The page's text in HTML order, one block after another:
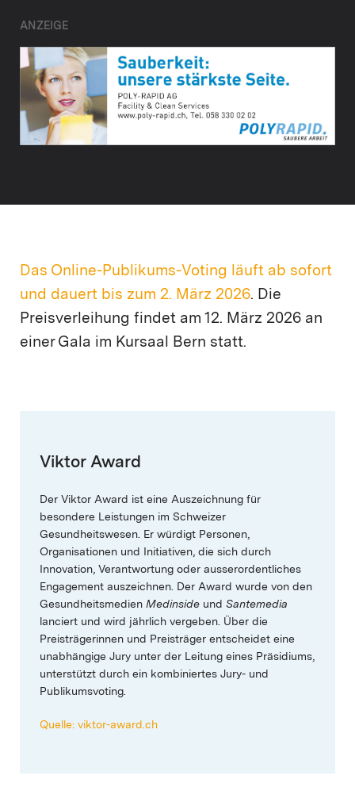
ANZEIGE
Das Online-Publikums-Voting läuft ab sofort
und dauert bis zum 2. März 2026. Die
Preisverleihung findet am 12. März 2026 an
einer Gala im Kursaal Bern statt.
Viktor Award
Der Viktor Award ist eine Auszeichnung für
besondere Leistungen im Schweizer
Gesundheitswesen. Er würdigt Personen,
Organisationen und Initiativen, die sich durch
Innovation, Verantwortung oder ausserordentliches
Engagement auszeichnen. Der Award wurde von den
Gesundheitsmedien Medinside und Santemedia
lanciert und wird jährlich vergeben. Über die
Preisträgerinnen und Preisträger entscheidet eine
unabhängige Jury unter der Leitung eines Präsidiums,
unterstützt durch ein kombiniertes Jury- und
Publikumsvoting.
Quelle: viktor-award.ch